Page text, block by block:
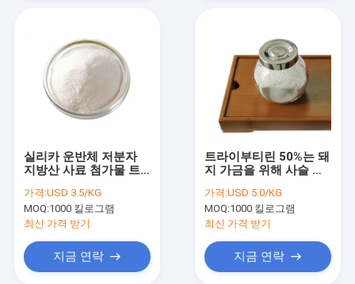
실리카 운반체 저분자
지방산 사료 첨가물 트
가격:USD 3.5/KG
MOQ:1000 킬로그램
최신 가격 받기
지금 연락
트라이부티린 50%는 돼
지 가금을 위해 사슬 지
C15H26O6을 단락시킵
니다
가격:USD 5.0/KG
MOQ:1000 킬로그램
최신 가격 받기
지금 연락